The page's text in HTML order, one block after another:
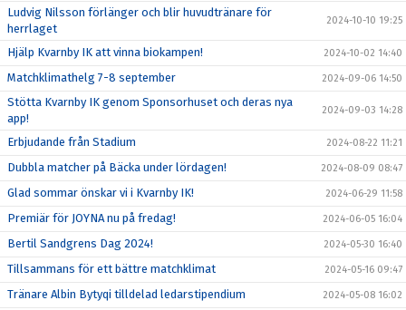
Ludvig Nilsson förlänger och blir huvudtränare för
herrlaget
2024-10-10 19:25
Hjälp Kvarnby IK att vinna biokampen! 2024-10-02 14:40
Matchklimathelg 7-8 september 2024-09-06 14:50
Stötta Kvarnby IK genom Sponsorhuset och deras nya
app!
2024-09-03 14:28
Erbjudande från Stadium 2024-08-22 11:21
Dubbla matcher på Bäcka under lördagen! 2024-08-09 08:47
Glad sommar önskar vi i Kvarnby IK! 2024-06-29 11:58
Premiär för JOYNA nu på fredag! 2024-06-05 16:04
Bertil Sandgrens Dag 2024! 2024-05-30 16:40
Tillsammans för ett bättre matchklimat 2024-05-16 09:47
Tränare Albin Bytyqi tilldelad ledarstipendium 2024-05-08 16:02